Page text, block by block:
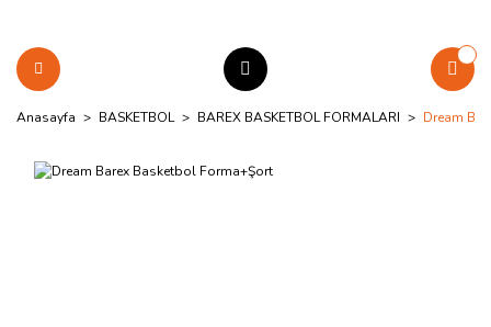
Anasayfa BASKETBOL BAREX BASKETBOL FORMALARI Dream